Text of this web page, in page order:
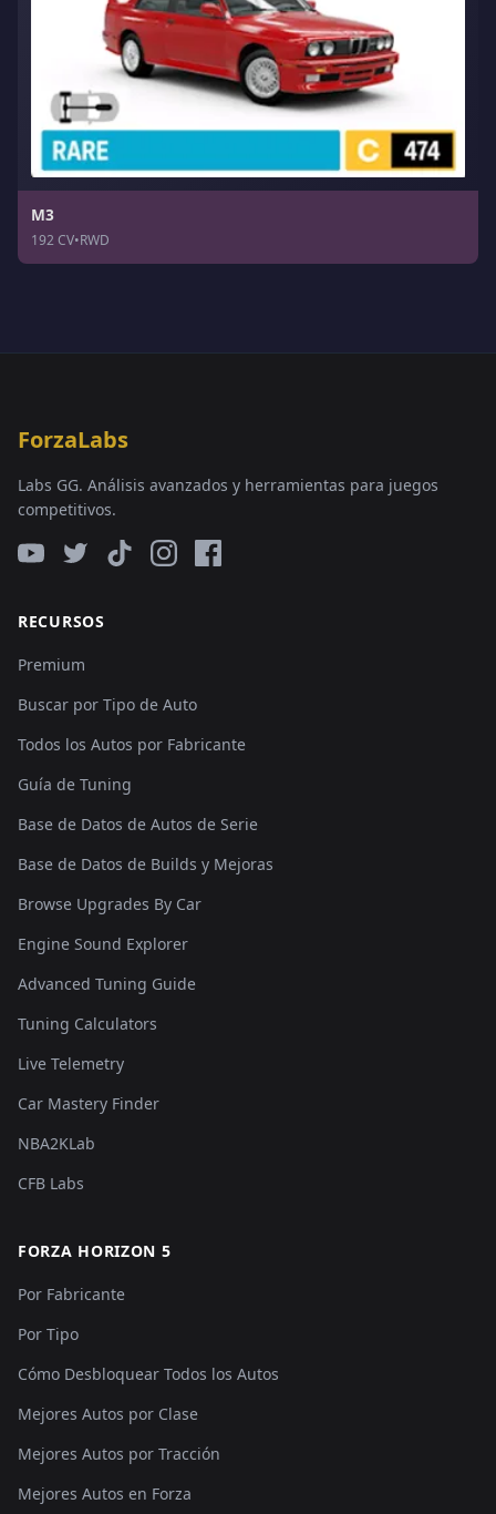
M3
192 CV•RWD
ForzaLabs
Labs GG. Análisis avanzados y herramientas para juegos
competitivos.
RECURSOS
Premium
Buscar por Tipo de Auto
Todos los Autos por Fabricante
Guía de Tuning
Base de Datos de Autos de Serie
Base de Datos de Builds y Mejoras
Browse Upgrades By Car
Engine Sound Explorer
Advanced Tuning Guide
Tuning Calculators
Live Telemetry
Car Mastery Finder
NBA2KLab
CFB Labs
FORZA HORIZON 5
Por Fabricante
Por Tipo
Cómo Desbloquear Todos los Autos
Mejores Autos por Clase
Mejores Autos por Tracción
Mejores Autos en Forza